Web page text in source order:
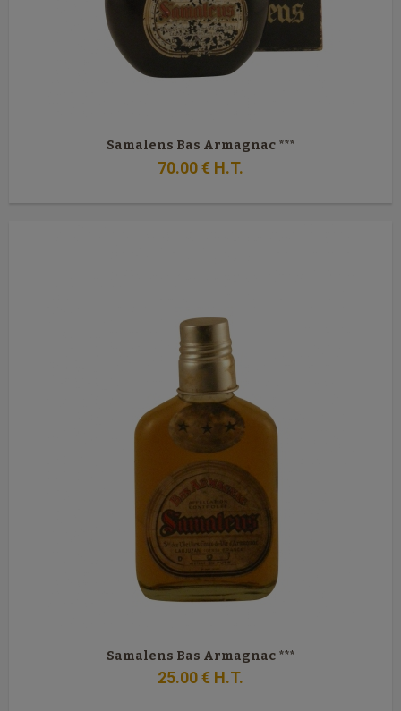
Samalens Bas Armagnac ***
70.00€ H.T.
Samalens Bas Armagnac ***
25.00€ H.T.